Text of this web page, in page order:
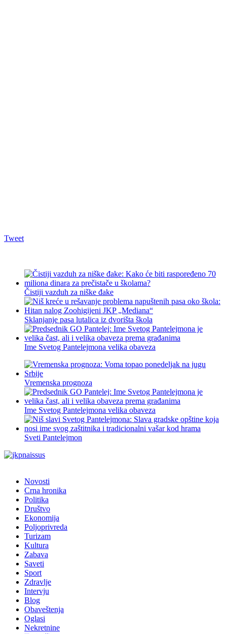
Tweet
Čistiji vazduh za niške đake
Sklanjanje pasa lutalica iz dvorišta škola
Ime Svetog Pantelejmona velika obaveza
Vremenska prognoza
Ime Svetog Pantelejmona velika obaveza
Sveti Pantelejmon
Novosti
Crna hronika
Politika
Društvo
Ekonomija
Poljoprivreda
Turizam
Kultura
Zabava
Saveti
Sport
Zdravlje
Intervju
Blog
Obaveštenja
Oglasi
Nekretnine